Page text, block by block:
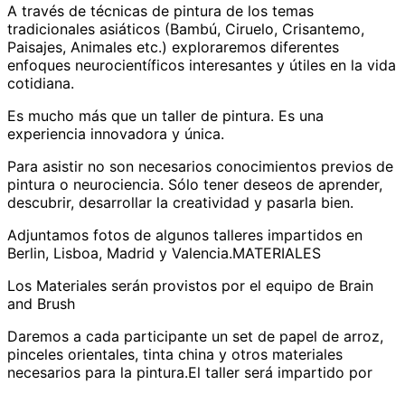
A través de técnicas de pintura de los temas
tradicionales asiáticos (Bambú, Ciruelo, Crisantemo,
Paisajes, Animales etc.) exploraremos diferentes
enfoques neurocientíficos interesantes y útiles en la vida
cotidiana.
Es mucho más que un taller de pintura. Es una
experiencia innovadora y única.
Para asistir no son necesarios conocimientos previos de
pintura o neurociencia. Sólo tener deseos de aprender,
descubrir, desarrollar la creatividad y pasarla bien.
Adjuntamos fotos de algunos talleres impartidos en
Berlin, Lisboa, Madrid y Valencia.MATERIALES
Los Materiales serán provistos por el equipo de Brain
and Brush
Daremos a cada participante un set de papel de arroz,
pinceles orientales, tinta china y otros materiales
necesarios para la pintura.El taller será impartido por